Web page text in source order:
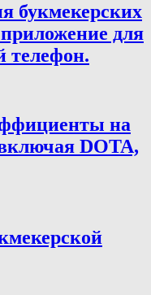
букмекерских
для
телефон.
на
DOTA,